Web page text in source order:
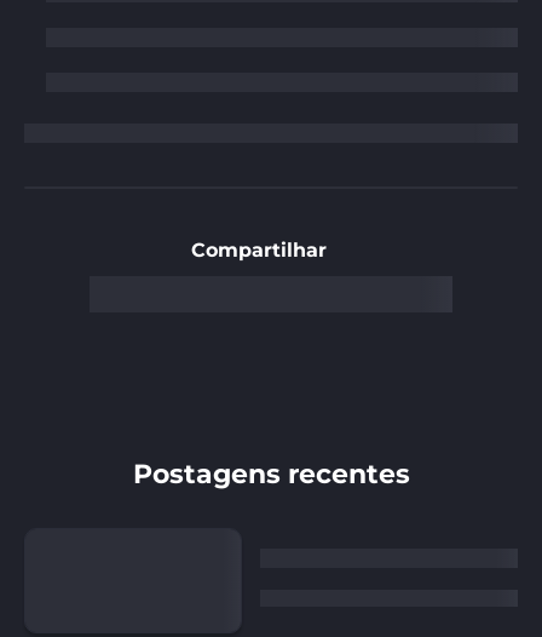
Compartilhar
Postagens recentes